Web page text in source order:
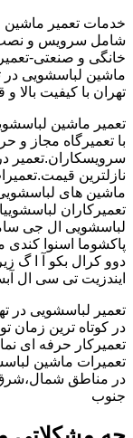
خدمات تعمیر ماشین
شامل سرویس و
خانگی و صنعتی-
ماشین لباسشویی در
تهران با کیفیت بالا
تعمیر ماشین
با تعمیرگاه مجاز و
سرویسکاران.تعمیر
نازلترین
ماشین های
تعمیرکاران
لباسشویی ال جی
پاکشوما اسنوا کندی
دوو کرال بکو آ ا گ
ایندزیت تی سی ال
تعمیر لباسشویی در
در کوتاه ترین زمان
تعمیرکار حرفه ای
تعمیرات ماشین
در مناطق
جنوب